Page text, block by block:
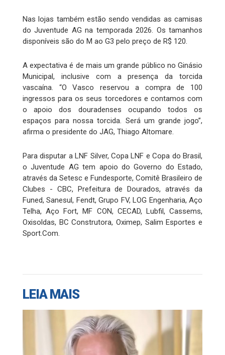
Nas lojas também estão sendo vendidas as camisas
do Juventude AG na temporada 2026. Os tamanhos
disponíveis são do M ao G3 pelo preço de R$ 120.
A expectativa é de mais um grande público no Ginásio
Municipal, inclusive com a presença da torcida
vascaína. “O Vasco reservou a compra de 100
ingressos para os seus torcedores e contamos com
o apoio dos douradenses ocupando todos os
espaços para nossa torcida. Será um grande jogo”,
afirma o presidente do JAG, Thiago Altomare.
Para disputar a LNF Silver, Copa LNF e Copa do Brasil,
o Juventude AG tem apoio do Governo do Estado,
através da Setesc e Fundesporte, Comitê Brasileiro de
Clubes - CBC, Prefeitura de Dourados, através da
Funed, Sanesul, Fendt, Grupo FV, LOG Engenharia, Aço
Telha, Aço Fort, MF CON, CECAD, Lubfil, Cassems,
Oxisoldas, BC Construtora, Oximep, Salim Esportes e
Sport.Com.
LEIA MAIS